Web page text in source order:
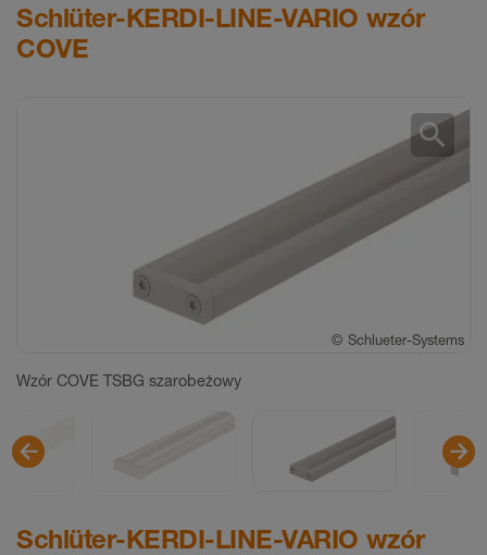
Schlüter-KERDI-LINE-VARIO wzór
COVE
© Schlueter-Systems
Wzór COVE TSBG szarobeżowy
© Schlueter-Systems
© Schlueter-Systems
© Schlueter-Systems
© Schlueter-Systems
© Schlueter-Systems
© Schlueter-Systems
© Schlueter-Systems
© Schlueter-Systems
search
Schlüter-KERDI-LINE-VARIO wzór